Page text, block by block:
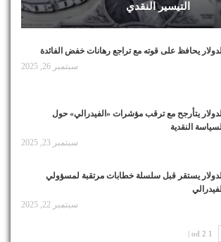
التيسير النقدي
الدولار يحافظ على قوته مع تراجع رهانات خفض الفائدة
سبتمبر 26, 2025
يتأرجح مع ترقب مؤشرات «الفيدرالي» حول
النقدية
سبتمبر 23, 2025
الدولار يستقر قبل سلسلة خطابات مرتقبة لمسؤولي
الفيدرالي
سبتمبر 22, 2025
1 od 2 |